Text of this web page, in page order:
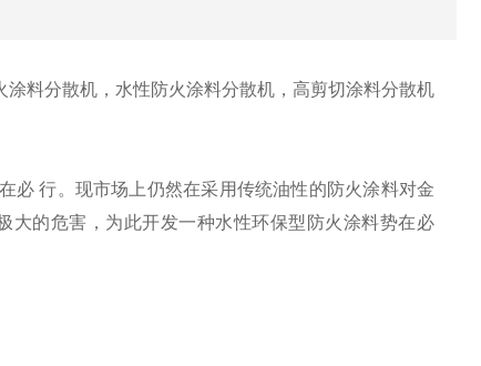
涂料分散机，水性防火涂料分散机，高剪切涂料分散机
必 行。现市场上仍然在采用传统油性的防火涂料对金
大的危害，为此开发一种水性环保型防火涂料势在必